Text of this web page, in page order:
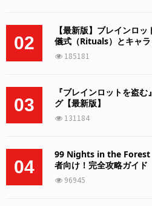
02
【最新版】ブレインロ
儀式（Rituals）とキャ
185181
03
『ブレインロットを盗
グ【最新版】
131184
04
99 Nights in the Forest
者向け！完全攻略ガイド
96945